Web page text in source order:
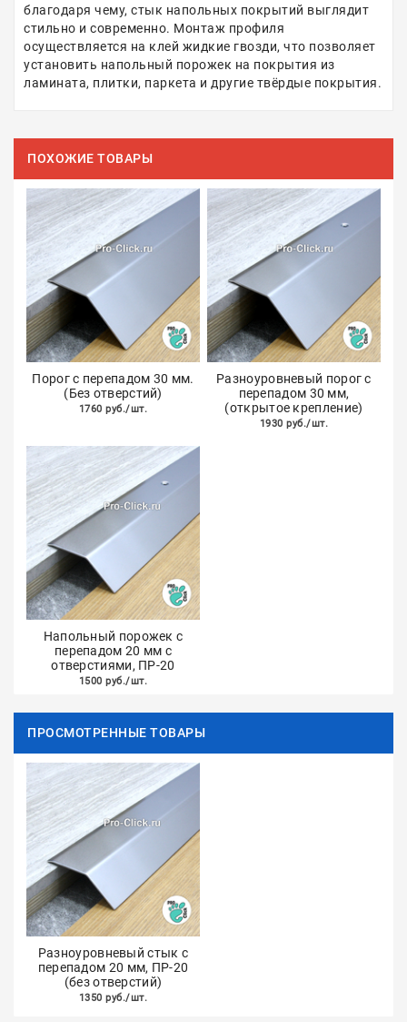
благодаря чему, стык напольных покрытий выглядит
стильно и современно. Монтаж профиля
осуществляется на клей жидкие гвозди, что позволяет
установить напольный порожек на покрытия из
ламината, плитки, паркета и другие твёрдые покрытия.
ПОХОЖИЕ ТОВАРЫ
Порог с перепадом 30 мм.
(Без отверстий)
1760 руб./шт.
Разноуровневый порог с
перепадом 30 мм,
(открытое крепление)
1930 руб./шт.
Напольный порожек с
перепадом 20 мм с
отверстиями, ПР-20
1500 руб./шт.
ПРОСМОТРЕННЫЕ ТОВАРЫ
Разноуровневый стык с
перепадом 20 мм, ПР-20
(без отверстий)
1350 руб./шт.